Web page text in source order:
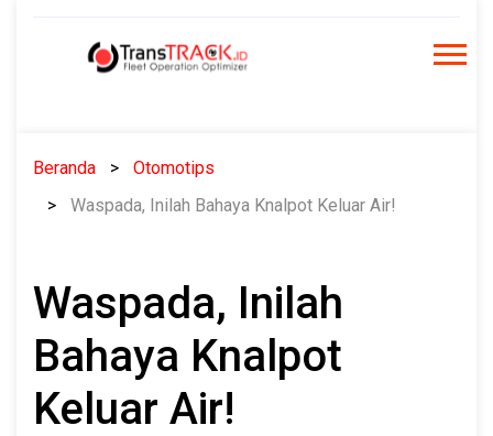
Beranda
Otomotips
Waspada, Inilah Bahaya Knalpot Keluar Air!
Waspada, Inilah
Bahaya Knalpot
Keluar Air!